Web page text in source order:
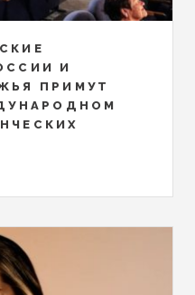
И
ПРИМУТ